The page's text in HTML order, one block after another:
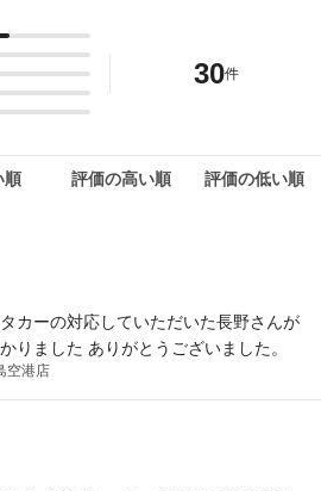
30件
順 評価の高い順 評価の低い順
カーの対応していただいた長野さんが
りました ありがとうございました。
空港店